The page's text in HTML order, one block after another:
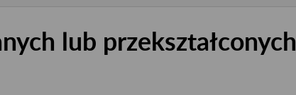
lub przekształconych